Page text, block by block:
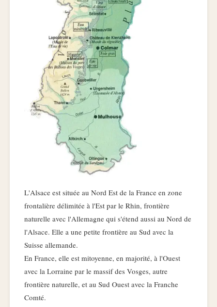
L'Alsace est située au Nord Est de la France en zone
frontalière délimitée à l'Est par le Rhin, frontière
naturelle avec l'Allemagne qui s'étend aussi au Nord de
l'Alsace. Elle a une petite frontière au Sud avec la
Suisse allemande.
En France, elle est mitoyenne, en majorité, à l'Ouest
avec la Lorraine par le massif des Vosges, autre
frontière naturelle, et au Sud Ouest avec la Franche
Comté.